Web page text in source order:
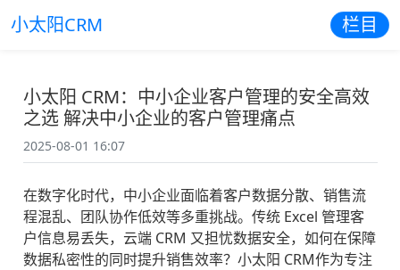
小太阳CRM 栏目
小太阳 CRM：中小企业客户管理的安全高效
之选 解决中小企业的客户管理痛点
2025-08-01 16:07
在数字化时代，中小企业面临着客户数据分散、销售流
程混乱、团队协作低效等多重挑战。传统 Excel 管理客
户信息易丢失，云端 CRM 又担忧数据安全，如何在保障
数据私密性的同时提升销售效率？小太阳 CRM作为专注